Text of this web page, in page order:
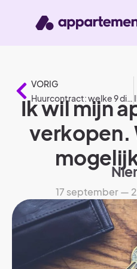
VORIG
Huurcontract: welke 9 dingen moeten er zeker instaan?
Ik wil mijn
verkopen.
17 september —